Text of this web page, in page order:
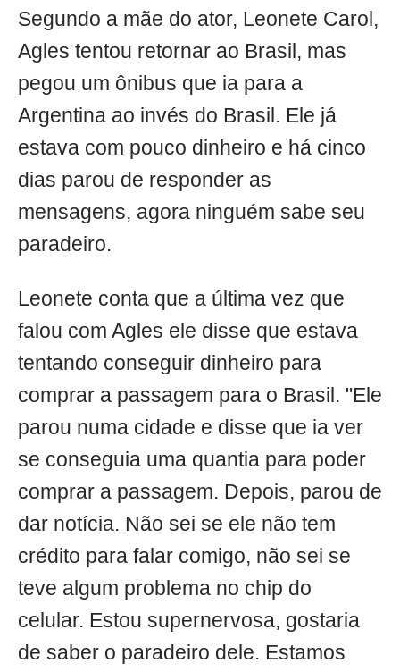
Segundo a mãe do ator, Leonete Carol,
Agles tentou retornar ao Brasil, mas
pegou um ônibus que ia para a
Argentina ao invés do Brasil. Ele já
estava com pouco dinheiro e há cinco
dias parou de responder as
mensagens, agora ninguém sabe seu
paradeiro.
Leonete conta que a última vez que
falou com Agles ele disse que estava
tentando conseguir dinheiro para
comprar a passagem para o Brasil. "Ele
parou numa cidade e disse que ia ver
se conseguia uma quantia para poder
comprar a passagem. Depois, parou de
dar notícia. Não sei se ele não tem
crédito para falar comigo, não sei se
teve algum problema no chip do
celular. Estou supernervosa, gostaria
de saber o paradeiro dele. Estamos